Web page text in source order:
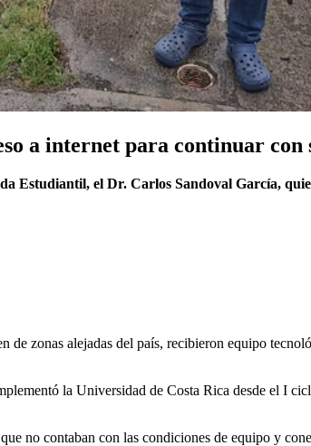
a internet para continuar con
Estudiantil, el Dr. Carlos Sandoval García,
de zonas alejadas del país, recibieron equipo
la Universidad de Costa Rica desde el I
no contaban con las condiciones de equipo y